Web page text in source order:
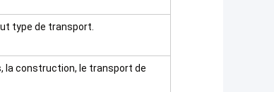
type de transport.
la construction, le transport de